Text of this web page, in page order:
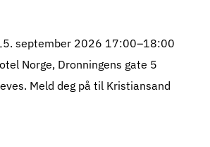
september 2026 17:00–18:00
Norge, Dronningens gate 5
Meld deg på til Kristiansand